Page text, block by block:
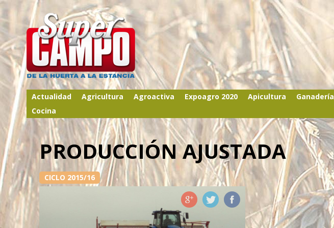
Actualidad Agricultura Agroactiva Expoagro 2020 Apicultura Ganadería
Cocina
PRODUCCIÓN AJUSTADA
CICLO 2015/16